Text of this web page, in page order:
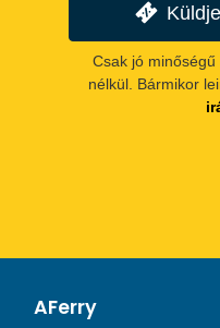
Csak jó
nélkül. Bármikor
AFerry